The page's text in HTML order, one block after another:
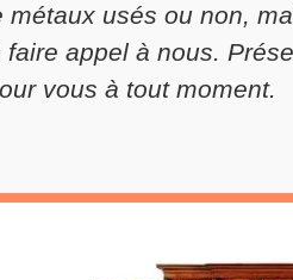
usés ou non,
appel à nous.
vous à tout moment.